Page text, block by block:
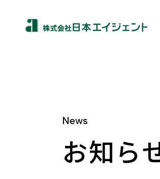
News
お知ら